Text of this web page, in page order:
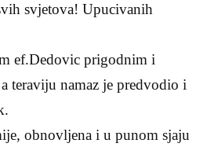
svjetova! Upucivanih
ef.Dedovic prigodnim i
teraviju namaz je predvodio i
obnovljena i u punom sjaju